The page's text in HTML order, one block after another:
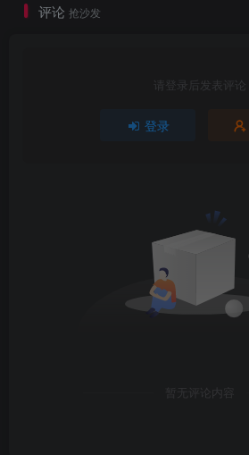
评论 抢沙发
请登录后发表评论
登录
暂无评论内容